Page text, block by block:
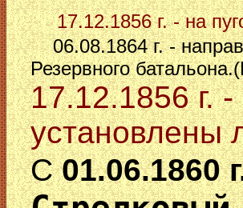
17.12.1856 г. - на
06.08.1864 г. -
Резервного
17.12.1856 г.
установлены
С01.06.1860